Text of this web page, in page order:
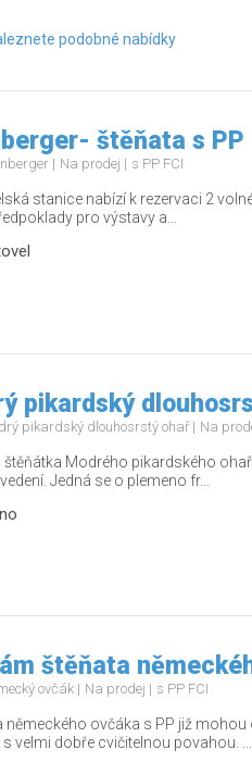
podobné nabídky
štěňata s PP
Na prodej s PP FCI
stanice nabízí k rezervaci 2
pro výstavy a...
pikardský
pikardský dlouhosrstý ohař Na
štěňátka Modrého pikardského
Jedná se o plemeno fr...
štěňata
ovčák Na prodej s PP FCI
německého ovčáka s PP již
velmi dobře cvičitelnou povahou. ...